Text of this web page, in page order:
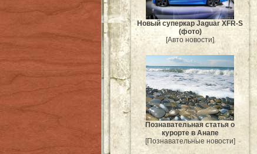
Новый суперкар Jaguar XFR-S
(фото)
[Авто новости]
Познавательная статья о
курорте в Анапе
[Познавательные новости]